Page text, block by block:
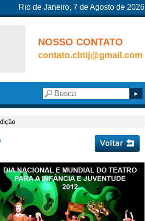
Rio de Janeiro, 7 de Agosto de 2026
NOSSO CONTATO
contato.cbtij@gmail.com